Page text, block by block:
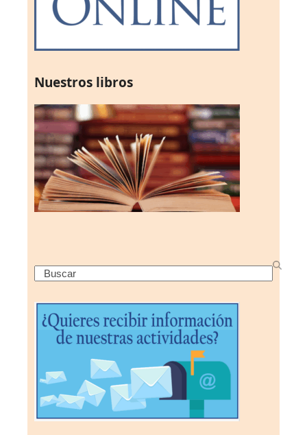
Nuestros libros
Search